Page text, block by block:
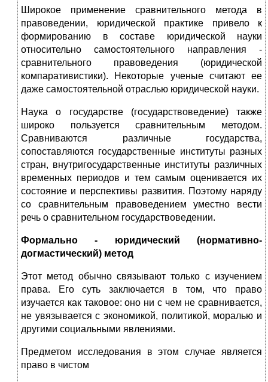
Широкое применение сравнительного метода в
правоведении, юридической практике привело к
формированию в составе юридической науки
относительно самостоятельного направления -
сравнительного правоведения (юридической
компаративистики). Некоторые ученые считают ее
даже самостоятельной отраслью юридической науки.
Наука о государстве (государствоведение) также
широко пользуется сравнительным методом.
Сравниваются различные государства,
сопоставляются государственные институты разных
стран, внутригосударственные институты различных
временных периодов и тем самым оценивается их
состояние и перспективы развития. Поэтому наряду
со сравнительным правоведением уместно вести
речь о сравнительном государствоведении.
Формально - юридический (нормативно-
догмастический) метод
Этот метод обычно связывают только с изучением
права. Его суть заключается в том, что право
изучается как таковое: оно ни с чем не сравнивается,
не увязывается с экономикой, политикой, моралью и
другими социальными явлениями.
Предметом исследования в этом случае является
право в чистом